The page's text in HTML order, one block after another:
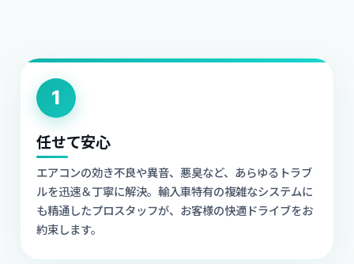
1
任せて安心
エアコンの効き不良や異音、悪臭など、あらゆるトラブ
ルを迅速＆丁寧に解決。輸入車特有の複雑なシステムに
も精通したプロスタッフが、お客様の快適ドライブをお
約束します。